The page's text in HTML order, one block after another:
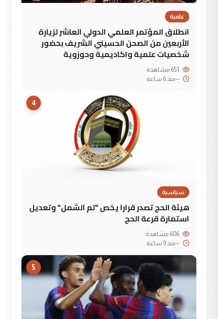
علمية
انطلاق المؤتمر العلمي الدولي العاشر لزيارة
الأربعين من الصحن الحسيني الشريف بحضور
شخصيات علمية واكاديمية وحوزوية
--منذ 6 ساعة
4
سياسية
هيئة الحج تصدر قرارا يخص "لم الشمل" وتعديل
استمارة قرعة الحج
--منذ 9 ساعة
5